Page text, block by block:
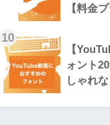
【料金
10
【
ォント
しゃれ